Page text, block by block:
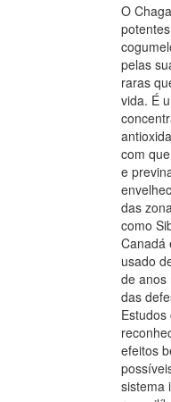
O
pelas
raras
vida. É
com
e
das
como
Canadá
usado
de anos
das
efeitos
sistema